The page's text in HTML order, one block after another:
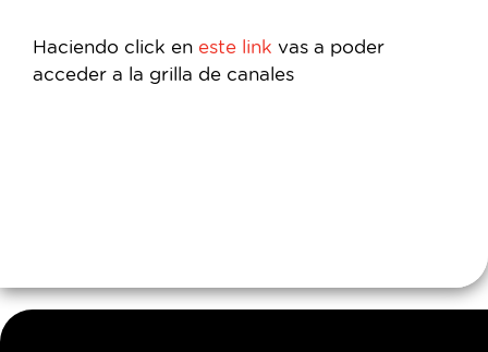
Haciendo click en este link vas a poder
acceder a la grilla de canales